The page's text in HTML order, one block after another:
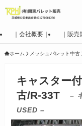
｜会社概要｜ ｜販
ホーム メッシュパレット中古
キャスター
古/R-33T
–
USED –